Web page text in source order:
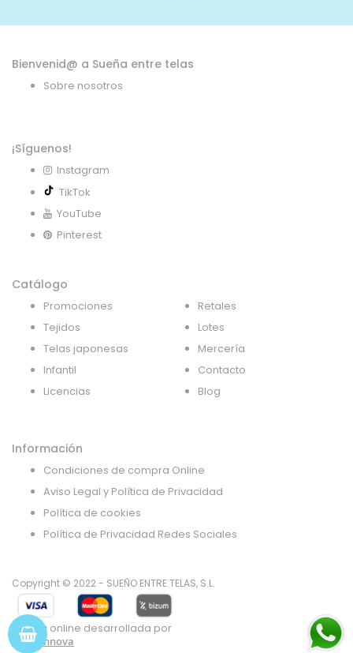
Bienvenid@ a Sueña entre telas
Sobre nosotros
¡Síguenos!
Instagram
TikTok
YouTube
Pinterest
Catálogo
Promociones
Tejidos
Telas japonesas
Infantil
Licencias
Retales
Lotes
Mercería
Contacto
Blog
Información
Condiciones de compra Online
Aviso Legal y Política de Privacidad
Política de cookies
Política de Privacidad Redes Sociales
Copyright © 2022 - SUEÑO ENTRE TELAS, S.L.
Tienda online desarrollada por
Gsoft Innova